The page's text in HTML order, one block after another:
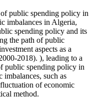
public spending policy in
imbalances in Algeria,
spending policy and its
the path of public
aspects as a
2018). ), leading to a
public spending policy in
imbalances, such as
of economic
method.